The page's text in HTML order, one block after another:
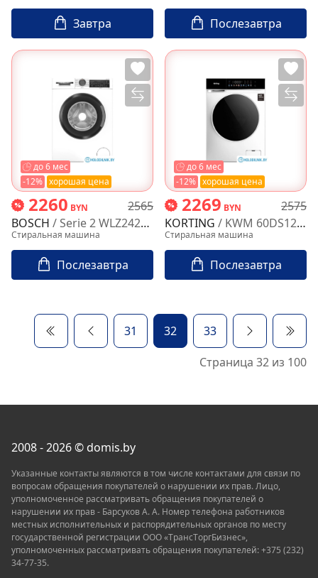
Завтра Послезавтра
-12% хорошая цена
до 6 мес
2260 BYN
2565
BOSCH / Serie 2 WLZ24200ME
Стиральная машина
Послезавтра
-12% хорошая цена
до 6 мес
2269 BYN
2575
KORTING / KWM 60DS1260
Стиральная машина
Послезавтра
31 32
33
Страница 32 из 100
2008 - 2026 © domis.by
Указанные контакты являются в том числе контактами для связи по
вопросам обращения покупателей о нарушении их прав. Лицо,
уполномоченное рассматривать обращения покупателей о
нарушении их прав - Барсуков А. А. Номер телефона работников
местных исполнительных и распорядительных органов по месту
государственной регистрации ООО «TрaнcТopгБизнec»,
уполномоченных рассматривать обращения покупателей: +375 (232)
34-77-35.